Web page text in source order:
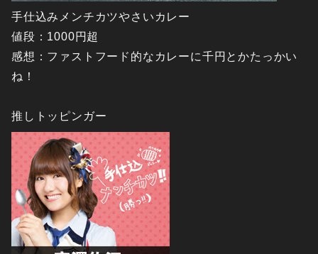
手仕込みメンチカツやさいカレー
値段：1000円超
感想：ファストフード的なカレーに千円とかたっかい
ね！
推しトッピンガー